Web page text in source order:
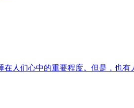
人们心中的重要程度。但是，也